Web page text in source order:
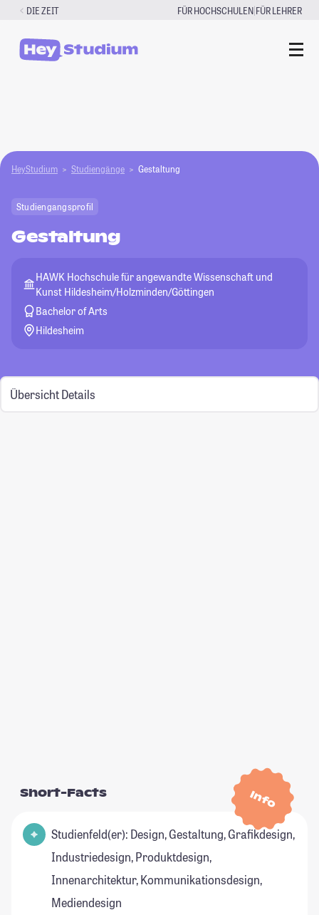
Zum
springen
DIE ZEIT FÜR HOCHSCHULEN|FÜR LEHRER
HeyStudium Studiengänge Gestaltung
Studiengangsprofil
Gestaltung
HAWK Hochschule für angewandte Wissenschaft und
Kunst Hildesheim/Holzminden/Göttingen
Bachelor of Arts
Hildesheim
Übersicht Details
Info
Short-Facts
Studienfeld(er): Design, Gestaltung, Grafikdesign,
Industriedesign, Produktdesign,
Innenarchitektur, Kommunikationsdesign,
Mediendesign